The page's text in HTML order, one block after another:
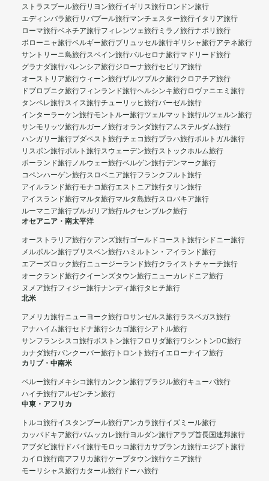
ストラスブール旅行リヨン旅行イギリス旅行ロンドン旅行
エディンバラ旅行リバプール旅行マンチェスター旅行イタリア旅行
ローマ旅行ベネチア旅行フィレンツェ旅行 ミラノ旅行ナポリ旅行
ボローニャ旅行ベルギー旅行ブリュッセル旅行ギリシャ旅行アテネ旅行
サントリーニ島旅行スペイン旅行バルセロナ旅行マドリード旅行
グラナダ旅行バレンシア旅行ジローナ旅行セビリア旅行
オーストリア旅行ウィーン旅行ザルツブルク旅行クロアチア旅行
ドブロブニク旅行フィンランド旅行ヘルシンキ旅行ロヴァニエミ旅行
タンペレ旅行スイス旅行チューリッヒ旅行バーゼル旅行
インターラーケン旅行モントルー旅行ツェルマット旅行ルツェルン旅行
サンモリッツ旅行ルガーノ旅行オランダ旅行アムステルダム旅行
ハンガリー旅行ブダペスト旅行チェコ旅行プラハ旅行ポルトガル旅行
リスボン旅行ポルト旅行スウェーデン旅行ストックホルム旅行
ポーランド旅行ノルウェー旅行ベルゲン旅行デンマーク旅行
コペンハーゲン旅行スロベニア旅行フランクフルト旅行
アイルランド旅行モナコ旅行エストニア旅行タリン旅行
アイスランド旅行マルタ旅行マルタ島旅行スロバキア旅行
ルーマニア旅行ブルガリア旅行ルクセンブルク旅行
オセアニア・南太平洋
オーストラリア旅行ケアンズ旅行ゴールドコースト旅行シドニー旅行
メルボルン旅行ブリスベン旅行ハミルトン・アイランド旅行
エアーズロック旅行ニュージーランド旅行クライストチャーチ旅行
オークランド旅行クイーンズタウン旅行ニューカレドニア旅行
ヌメア旅行フィジー旅行ナンディ旅行タヒチ旅行
北米
アメリカ旅行ニューヨーク旅行ロサンゼルス旅行ラスベガス旅行
アナハイム旅行セドナ旅行シカゴ旅行シアトル旅行
サンフランシスコ旅行ボストン旅行フロリダ旅行ワシントンDC旅行
カナダ旅行バンクーバー旅行 トロント旅行イエローナイフ旅行
カリブ・中南米
ペルー旅行メキシコ旅行カンクン旅行ブラジル旅行キューバ旅行
ハイチ旅行アルゼンチン旅行
中東・アフリカ
トルコ旅行イスタンブール旅行アンカラ旅行イズミール旅行
カッパドキア旅行パムッカレ旅行ヨルダン旅行アラブ首長国連邦旅行
アブダビ旅行 ドバイ旅行モロッコ旅行カサブランカ旅行エジプト旅行
カイロ旅行南アフリカ旅行ケープタウン旅行ケニア旅行
モーリシャス旅行カタール旅行 ドーハ旅行